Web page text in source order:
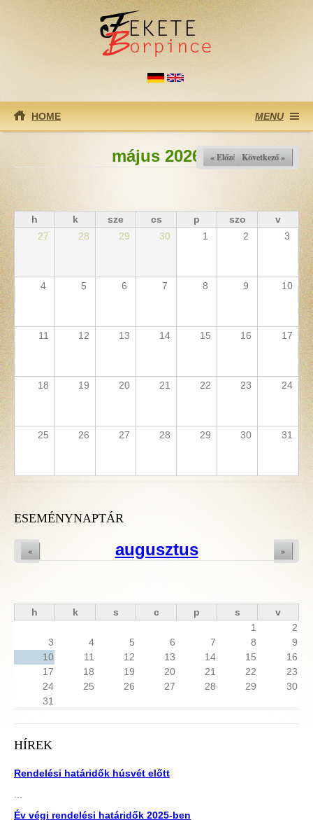
Ugrás a tartalomra
HOME MENU
május 2026 « Előző Következő »
h k sze cs p szo
v
27
28 29 30 1 2 3
4 5 6 7 8 9 10
11 12 13 14 15 16 17
18 19 20 21 22 23 24
25 26 27 28 29 30 31
ESEMÉNYNAPTÁR
augusztus
« »
h k s c p s
v
1
2
3
4 5 6 7 8
9
10
11 12 13 14 15
16
17
18 19 20 21 22
23
24
25 26 27 28 29
30
31
HÍREK
Rendelési határidők húsvét előtt
Év végi rendelési határidők 2025-ben